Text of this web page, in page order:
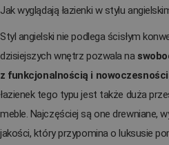
Jak wyglądają łazienki w stylu
Styl angielski nie podlega ścisłym
dzisiejszych wnętrz pozwala na
z funkcjonalnością i
łazienek tego typu jest także duża
meble. Najczęściej są one drewniane,
jakości, który przypomina o luksusie